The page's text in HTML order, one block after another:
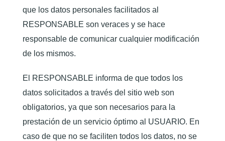
que los datos personales facilitados al
RESPONSABLE son veraces y se hace
responsable de comunicar cualquier modificación
de los mismos.
El RESPONSABLE informa de que todos los
datos solicitados a través del sitio web son
obligatorios, ya que son necesarios para la
prestación de un servicio óptimo al USUARIO. En
caso de que no se faciliten todos los datos, no se